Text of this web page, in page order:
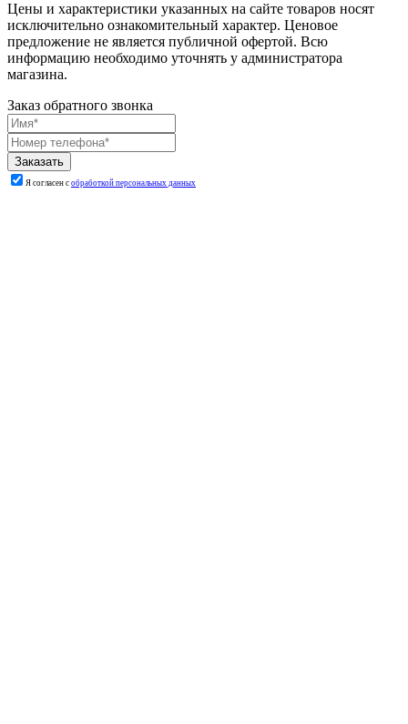
Цены и характеристики указанных на сайте товаров носят
исключительно ознакомительный характер. Ценовое
предложение не является публичной офертой. Всю
информацию необходимо уточнять у администратора
магазина.
Заказ обратного звонка
Я согласен с обработкой персональных данных